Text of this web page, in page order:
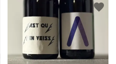
favorite